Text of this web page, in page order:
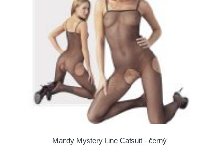
Mandy Mystery Line Catsuit - černý